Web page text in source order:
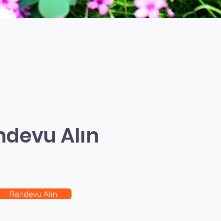
Alın
Randevu Alın